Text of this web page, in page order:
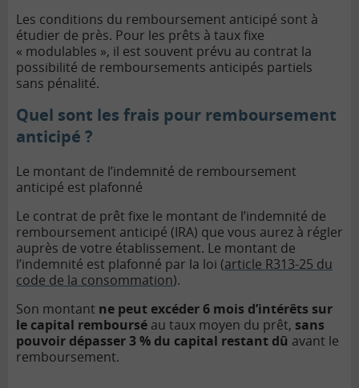
Les conditions du remboursement anticipé sont à
étudier de près. Pour les prêts à taux fixe
« modulables », il est souvent prévu au contrat la
possibilité de remboursements anticipés partiels
sans pénalité.
Quel sont les frais pour remboursement
anticipé ?
Le montant de l’indemnité de remboursement
anticipé est plafonné
Le contrat de prêt fixe le montant de l’indemnité de
remboursement anticipé (IRA) que vous aurez à régler
auprès de votre établissement. Le montant de
l’indemnité est plafonné par la loi (article R313-25 du
code de la consommation).
Son montant ne peut excéder 6 mois d’intérêts sur
le capital remboursé au taux moyen du prêt, sans
pouvoir dépasser 3 % du capital restant dû avant le
remboursement.